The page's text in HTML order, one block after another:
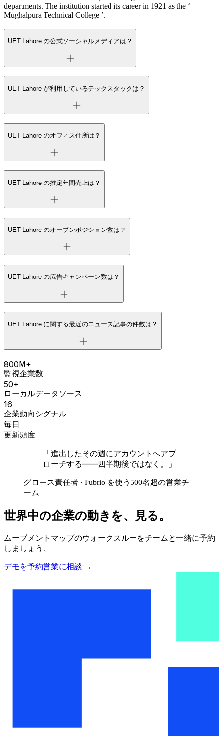
departments. The institution started its career in 1921 as the ‘
Mughalpura Technical College ’.
UET Lahore の公式ソーシャルメディアは？
UET Lahore が利用しているテックスタックは？
UET Lahore のオフィス住所は？
UET Lahore の推定年間売上は？
UET Lahore のオープンポジション数は？
UET Lahore の広告キャンペーン数は？
UET Lahore に関する最近のニュース記事の件数は？
800M+
監視企業数
50+
ローカルデータソース
16
企業動向シグナル
毎日
更新頻度
「進出したその週にアカウントへアプ
ローチする——四半期後ではなく。」
グロース責任者 · Pubrio を使う500名超の営業チ
ーム
世界中の企業の動きを、見る。
ムーブメントマップのウォークスルーをチームと一緒に予約
しましょう。
デモを予約営業に相談 →